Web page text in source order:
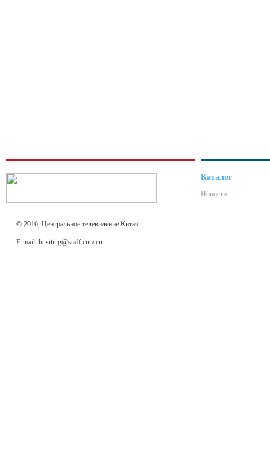
© 2016, Центральное телевидение Китая.
E-mail: liusiting@staff.cntv.cn
Каталог
Новости